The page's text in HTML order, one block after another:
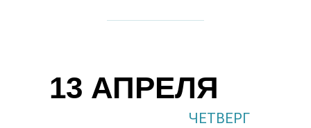
13 АПРЕЛЯ
ЧЕТВЕРГ